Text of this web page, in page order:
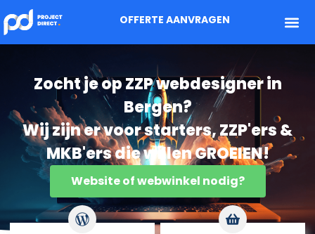
OFFERTE AANVRAGEN
Zocht je op ZZP webdesigner in
Bergen?
Wij zijn er voor starters, ZZP'ers &
MKB'ers die willen GROEIEN!
Website of webwinkel nodig?